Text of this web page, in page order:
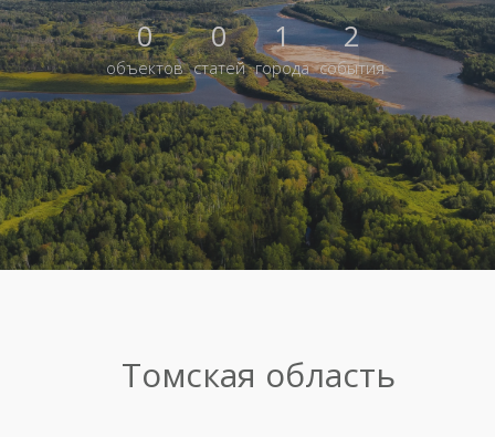
0
объектов
0
статей
1
города
2
события
Томская область